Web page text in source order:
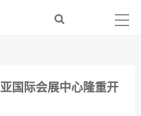
国际会展中心隆重开